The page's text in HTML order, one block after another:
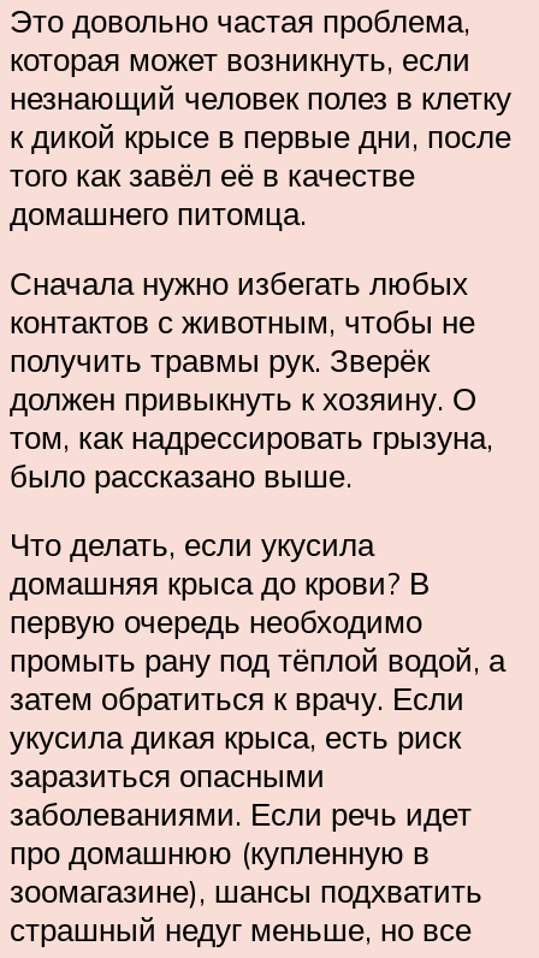
Это довольно частая проблема,
которая может возникнуть, если
незнающий человек полез в клетку
к дикой крысе в первые дни, после
того как завёл её в качестве
домашнего питомца.
Сначала нужно избегать любых
контактов с животным, чтобы не
получить травмы рук. Зверёк
должен привыкнуть к хозяину. О
том, как надрессировать грызуна,
было рассказано выше.
Что делать, если укусила
домашняя крыса до крови? В
первую очередь необходимо
промыть рану под тёплой водой, а
затем обратиться к врачу. Если
укусила дикая крыса, есть риск
заразиться опасными
заболеваниями. Если речь идет
про домашнюю (купленную в
зоомагазине), шансы подхватить
страшный недуг меньше, но все